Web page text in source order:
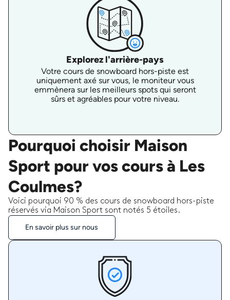
Explorez l'arrière-pays
Votre cours de snowboard hors-piste est
uniquement axé sur vous, le moniteur vous
emmènera sur les meilleurs spots qui seront
sûrs et agréables pour votre niveau.
Pourquoi choisir Maison
Sport pour vos cours à Les
Coulmes?
Voici pourquoi 90 % des cours de snowboard hors-piste
réservés via Maison Sport sont notés 5 étoiles.
En savoir plus sur nous